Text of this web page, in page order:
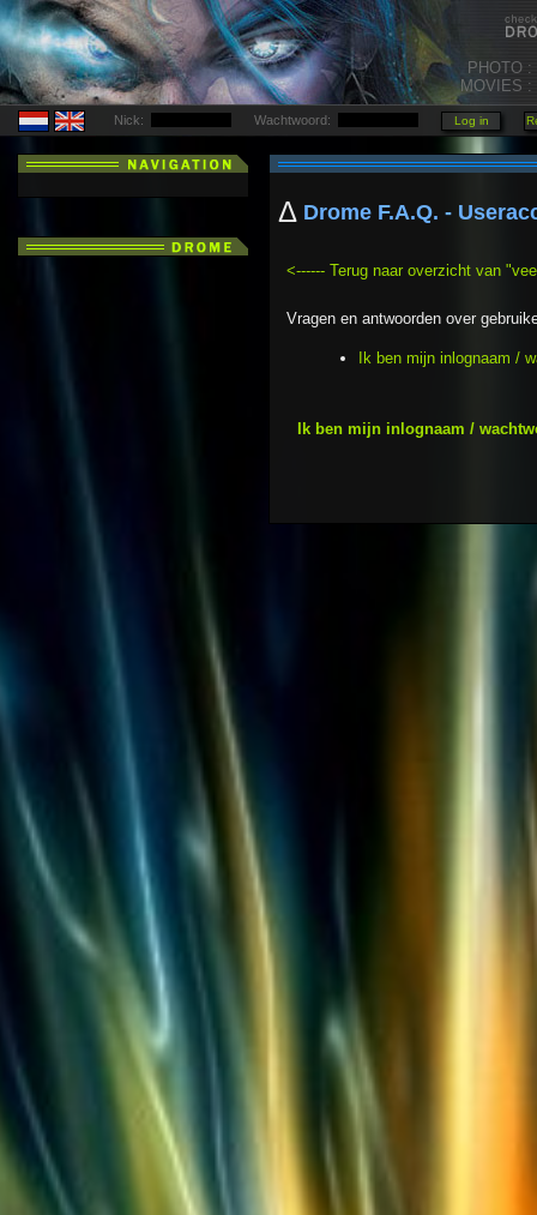
PHOTO :
MOVIES :
Nick: Wachtwoord:
Δ Drome F.A.Q. -
<------ Terug naar overzicht van
Vragen en antwoorden over
Ik ben mijn inlognaam /
Ik ben mijn inlognaam /